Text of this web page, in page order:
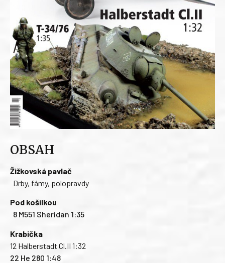
OBSAH
Žižkovská pavlač
Drby, fámy, polopravdy
Pod košilkou
8 M551 Sheridan 1:35
Krabička
12 Halberstadt Cl.II 1:32
22 He 280 1:48